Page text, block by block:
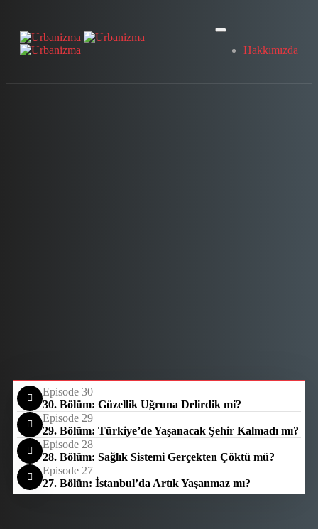
Hakkımızda
Episode 30
30. Bölüm: Güzellik Uğruna Delirdik mi?
Episode 29
29. Bölüm: Türkiye’de Yaşanacak Şehir Kalmadı mı?
Episode 28
28. Bölüm: Sağlık Sistemi Gerçekten Çöktü mü?
Episode 27
27. Bölün: İstanbul’da Artık Yaşanmaz mı?